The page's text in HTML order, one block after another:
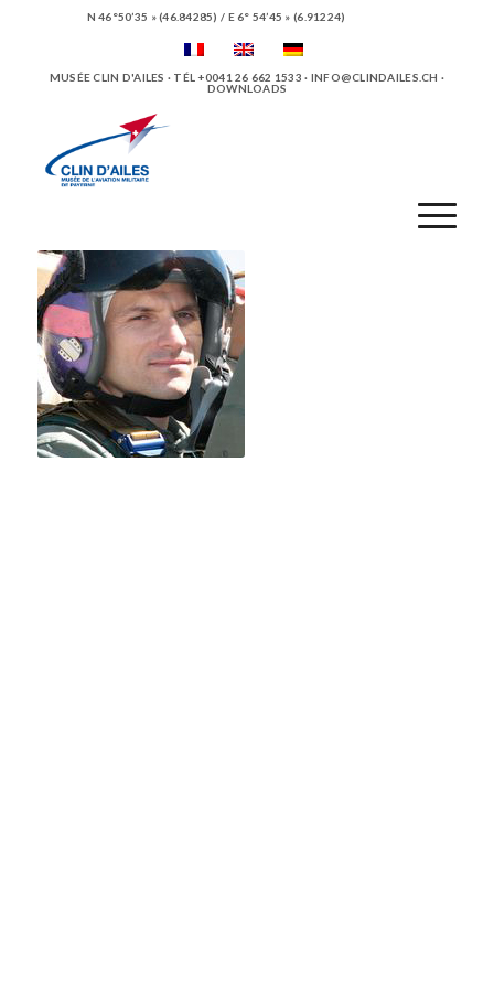
N 46°50’35 » (46.84285) / E 6° 54’45 » (6.91224)
MUSÉE CLIN D'AILES · TÉL +0041 26 662 1533 · INFO@CLINDAILES.CH ·
DOWNLOADS